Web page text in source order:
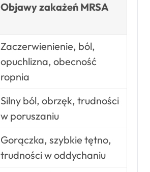
Objawy zakażeń MRSA
Zaczerwienienie, ból,
opuchlizna, obecność
ropnia
Silny ból, obrzęk, trudności
w poruszaniu
Gorączka, szybkie tętno,
trudności w oddychaniu